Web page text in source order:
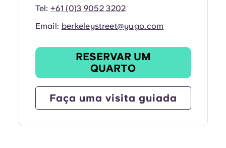
Tel: +61 (0)3 9052 3202
Email: berkeleystreet@yugo.com
RESERVAR UM
QUARTO
Faça uma visita guiada